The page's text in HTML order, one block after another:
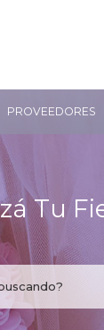
PROVEEDORES
Tu